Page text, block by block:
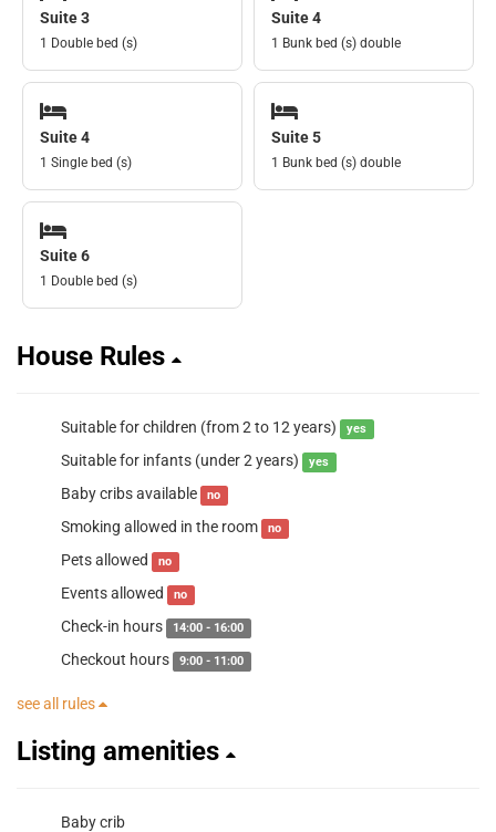
Suite 3
1 Double bed (s)
Suite 4
1 Bunk bed (s) double
Suite 4
1 Single bed (s)
Suite 5
1 Bunk bed (s) double
Suite 6
1 Double bed (s)
House Rules
Suitable for children (from 2 to 12 years) yes
Suitable for infants (under 2 years) yes
Baby cribs available no
Smoking allowed in the room no
Pets allowed no
Events allowed no
Check-in hours 14:00 - 16:00
Checkout hours 9:00 - 11:00
see all rules
Listing amenities
Baby crib